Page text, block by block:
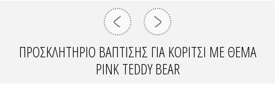
ΠΡΟΣΚΛΗΤΉΡΙΟ ΒΆΠΤΙΣΗΣ ΓΙΑ ΚΟΡΊΤΣΙ ΜΕ ΘΈΜΑ
PINK TEDDY BEAR